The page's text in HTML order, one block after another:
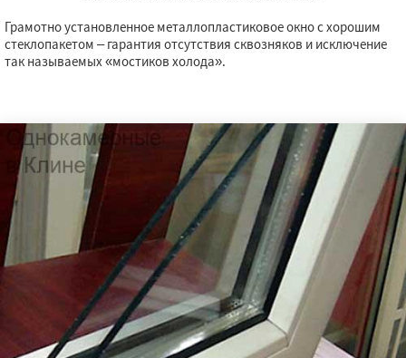
Грамотно установленное металлопластиковое окно с хорошим
стеклопакетом – гарантия отсутствия сквозняков и исключение
так называемых «мостиков холода».